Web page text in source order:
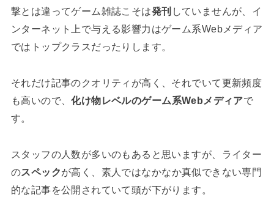
撃とは違ってゲーム雑誌こそは発刊 していませんが、イ
ンターネット上で与える影響力はゲーム系Webメディア
ではトップクラスだったりします。
それだけ記事のクオリティが高く、それでいて更新頻度
も高いので、化け物レベルのゲーム系Webメディアで
す。
スタッフの人数が多いのもあると思いますが、ライター
のスペックが高く、素人ではなかなか真似できない専門
的な記事を公開されていて頭が下がります。